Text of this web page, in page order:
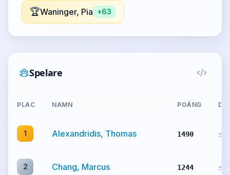
🏆Waninger, Pia +63
Spelare
PLAC NAMN POÄNG
1 Alexandridis, Thomas 1490 ±0
2 Chang, Marcus 1244 ±0